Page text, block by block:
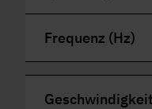
Frequenz (Hz)